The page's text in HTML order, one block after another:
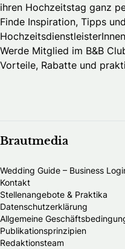
ihren Hochzeitstag ganz
Finde Inspiration, Tipps
Werde Mitglied im B&B
Vorteile, Rabatte und
Brautmedia
Wedding Guide – Business
Kontakt
Stellenangebote & Praktika
Datenschutzerklärung
Allgemeine
Publikationsprinzipien
Redaktionsteam